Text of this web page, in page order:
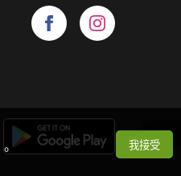
。 我接受